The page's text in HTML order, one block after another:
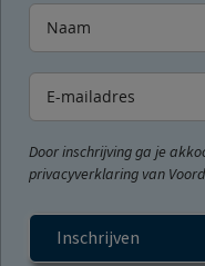
Door inschrijving ga je
privacyverklaring van
Inschrijven